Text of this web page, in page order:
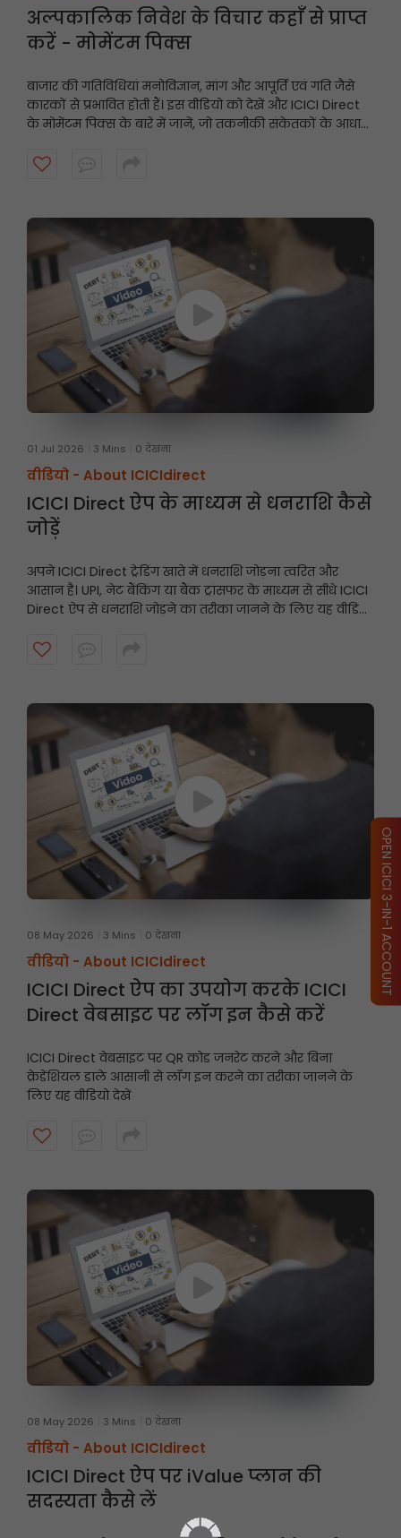
अल्पकालिक निवेश के विचार कहाँ से प्राप्त
करें - मोमेंटम पिक्स
बाजार की गतिविधियां मनोविज्ञान, मांग और आपूर्ति एवं गति जैसे
कारकों से प्रभावित होती हैं। इस वीडियो को देखें और ICICI Direct
के मोमेंटम पिक्स के बारे में जानें, जो तकनीकी संकेतकों के आधार
वाले शेयरों को उजागर करते हैं।
01 Jul 2026 3 Mins 0 देखना
वीडियो - About ICICIdirect
ICICI Direct ऐप के माध्यम से धनराशि कैसे
जोड़ें
अपने ICICI Direct ट्रेडिंग खाते में धनराशि जोड़ना त्वरित और
आसान है। UPI, नेट बैंकिंग या बैंक ट्रांसफर के माध्यम से सीधे ICICI
Direct ऐप से धनराशि जोड़ने का तरीका जानने के लिए यह वीडियो
08 May 2026 3 Mins 0 देखना
वीडियो - About ICICIdirect
ICICI Direct ऐप का उपयोग करके ICICI
Direct वेबसाइट पर लॉग इन कैसे करें
ICICI Direct वेबसाइट पर QR कोड जनरेट करने और बिना
क्रेडेंशियल डाले आसानी से लॉग इन करने का तरीका जानने के
लिए यह वीडियो देखें
08 May 2026 3 Mins 0 देखना
वीडियो - About ICICIdirect
ICICI Direct ऐप पर iValue प्लान की
सदस्यता कैसे लें
OPEN ICICI 3-IN-1 ACCOUNT